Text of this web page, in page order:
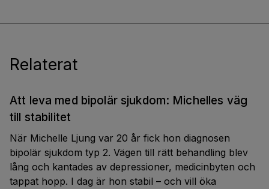
Relaterat
Att leva med bipolär sjukdom: Michelles väg
till stabilitet
När Michelle Ljung var 20 år fick hon diagnosen
bipolär sjukdom typ 2. Vägen till rätt behandling blev
lång och kantades av depressioner, medicinbyten och
tappat hopp. I dag är hon stabil – och vill öka